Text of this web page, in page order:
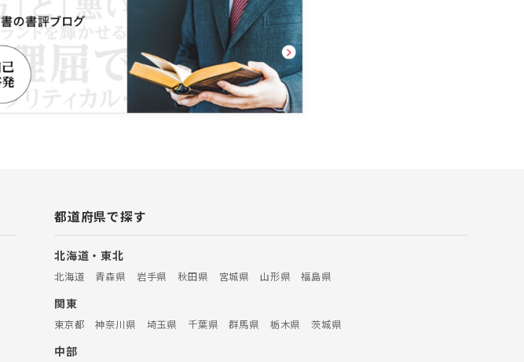
都道府県で探す
北海道・東北
北海道 青森県 岩手県 秋田県 宮城県 山形県 福島県
関東
東京都 神奈川県 埼玉県 千葉県 群馬県 栃木県 茨城県
中部